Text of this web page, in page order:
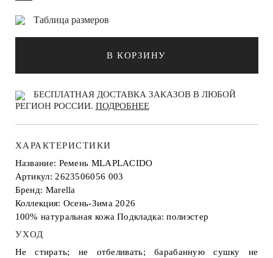
Таблица размеров
В КОРЗИНУ
БЕСПЛАТНАЯ ДОСТАВКА ЗАКАЗОВ В ЛЮБОЙ
РЕГИОН РОССИИ. ПОДРОБНЕЕ
ХАРАКТЕРИСТИКИ
Название: Ремень MLAPLACIDO
Артикул: 2623506056 003
Бренд: Marella
Коллекция: Осень-Зима 2026
100% натуральная кожа Подкладка: полиэстер
УХОД
Не стирать; не отбеливать; барабанную сушку не